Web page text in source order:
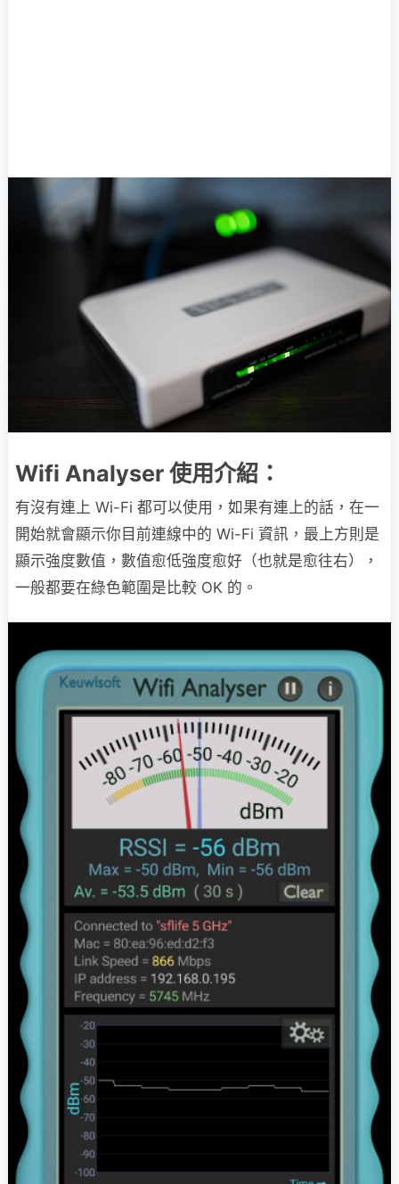
Wifi Analyser 使用介紹：
有沒有連上 Wi-Fi 都可以使用，如果有連上的話，在一
開始就會顯示你目前連線中的 Wi-Fi 資訊，最上方則是
顯示強度數值，數值愈低強度愈好（也就是愈往右），
一般都要在綠色範圍是比較 OK 的。